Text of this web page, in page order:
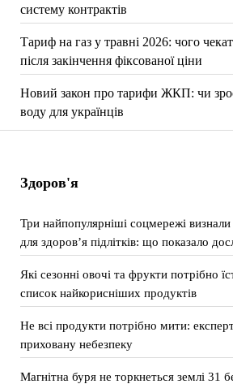
систему контрактів
Тариф на газ у травні 2026: чого
після закінчення фіксованої ціни
Новий закон про тарифи ЖКП: чи
воду для українців
Здоров'я
Три найпопулярніші соцмережі
для здоров’я підлітків: що показало
Які сезонні овочі та фрукти потрібно
список найкорисніших продуктів
Не всі продукти потрібно мити:
приховану небезпеку
Магнітна буря не торкнеться землі 31